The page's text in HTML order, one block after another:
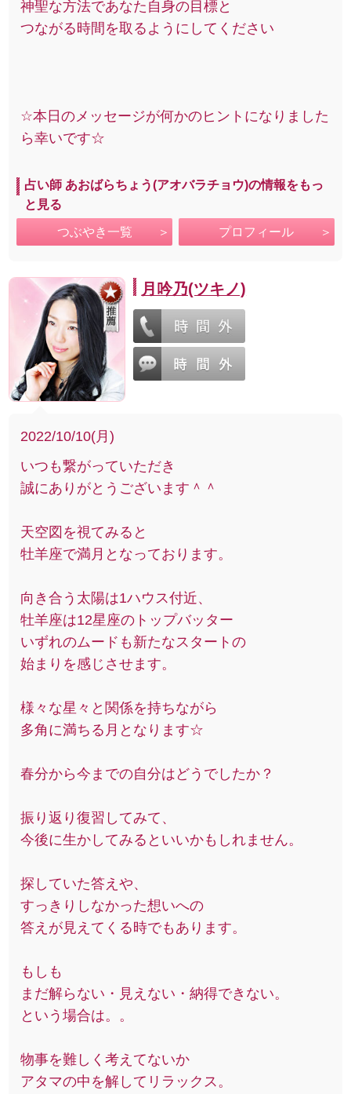
神聖な方法であなた自身の目標と
つながる時間を取るようにしてください
☆本日のメッセージが何かのヒントになりました
ら幸いです☆
占い師 あおばらちょう(アオバラチョウ)の情報をもっ
と見る
つぶやき一覧 プロフィール
月吟乃(ツキノ)
2022/10/10(月)
いつも繋がっていただき
誠にありがとうございます＾＾
天空図を視てみると
牡羊座で満月となっております。
向き合う太陽は1ハウス付近、
牡羊座は12星座のトップバッター
いずれのムードも新たなスタートの
始まりを感じさせます。
様々な星々と関係を持ちながら
多角に満ちる月となります☆
春分から今までの自分はどうでしたか？
振り返り復習してみて、
今後に生かしてみるといいかもしれません。
探していた答えや、
すっきりしなかった想いへの
答えが見えてくる時でもあります。
もしも
まだ解らない・見えない・納得できない。
という場合は。。
物事を難しく考えてないか
アタマの中を解してリラックス。